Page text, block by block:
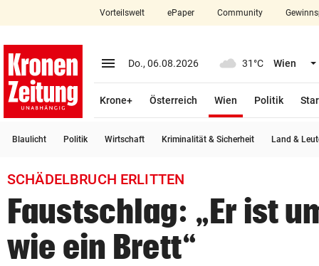
closeSchließen
account_circle Anmelden
arrow_right
bookmark
search
Suchbegriff
eingeben
Vorteilswelt ePaper Community
menu Menü aufklappen
Do., 06.08.2026 31°C Wien
Krone+ Österreich Wien
Politik
Blaulicht Politik Wirtschaft Kriminalität & Sicherheit Land &
SCHÄDELBRUCH ERLITTEN
Faustschlag: „Er ist
wie ein Brett“